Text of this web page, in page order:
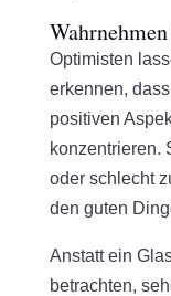
Optimisten
erkennen,
positiven
konzentrieren.
oder schlecht
den guten
Anstatt ein
betrachten,